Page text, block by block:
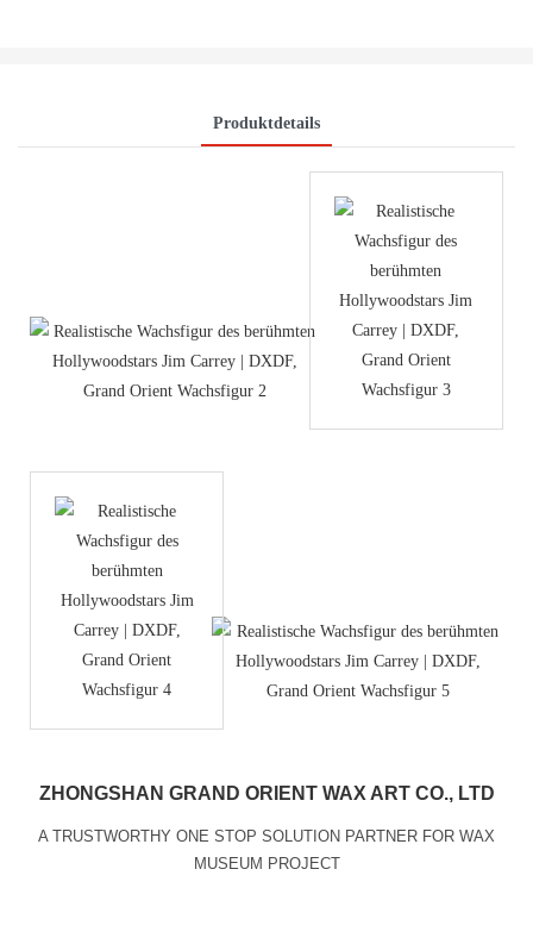
Produktdetails
ZHONGSHAN GRAND ORIENT WAX ART CO., LTD
A TRUSTWORTHY ONE STOP SOLUTION PARTNER FOR WAX
MUSEUM PROJECT